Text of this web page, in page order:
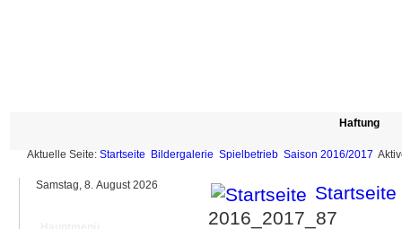
Haftung
Aktuelle Seite: Startseite Bildergalerie Spielbetrieb Saison 2016/2017
Samstag, 8. August 2026 Startseite
2016_2017_87